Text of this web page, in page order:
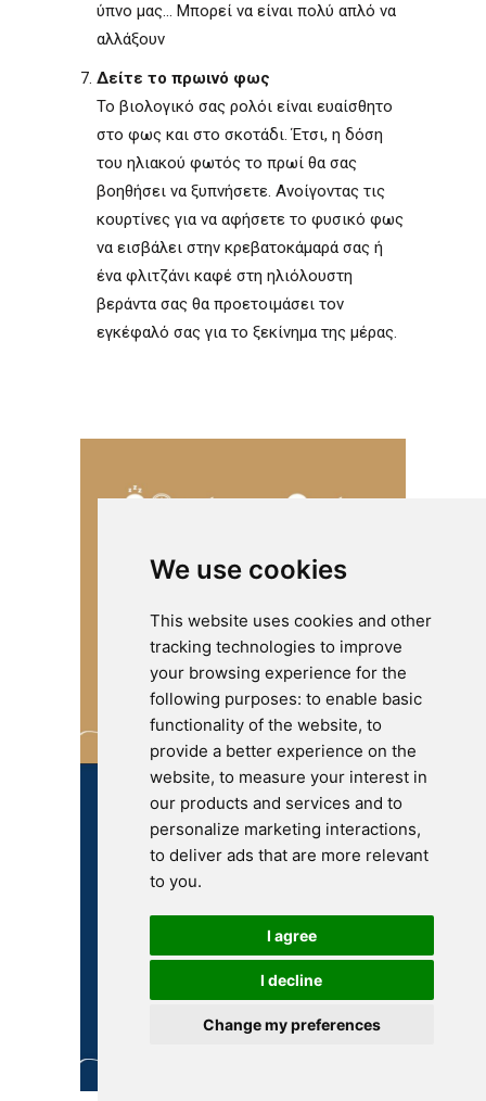
We use cookies
This website uses cookies and other
tracking technologies to improve
your browsing experience for the
following purposes: to enable basic
functionality of the website, to
provide a better experience on the
website, to measure your interest in
our products and services and to
personalize marketing interactions,
to deliver ads that are more relevant
to you.
I agree
I decline
Change my preferences
ύπνο μας... Μπορεί να είναι πολύ απλό να
αλλάξουν
Δείτε το πρωινό φως
Το βιολογικό σας ρολόι είναι ευαίσθητο
στο φως και στο σκοτάδι. Έτσι, η δόση
του ηλιακού φωτός το πρωί θα σας
βοηθήσει να ξυπνήσετε. Ανοίγοντας τις
κουρτίνες για να αφήσετε το φυσικό φως
να εισβάλει στην κρεβατοκάμαρά σας ή
ένα φλιτζάνι καφέ στη ηλιόλουστη
βεράντα σας θα προετοιμάσει τον
εγκέφαλό σας για το ξεκίνημα της μέρας.